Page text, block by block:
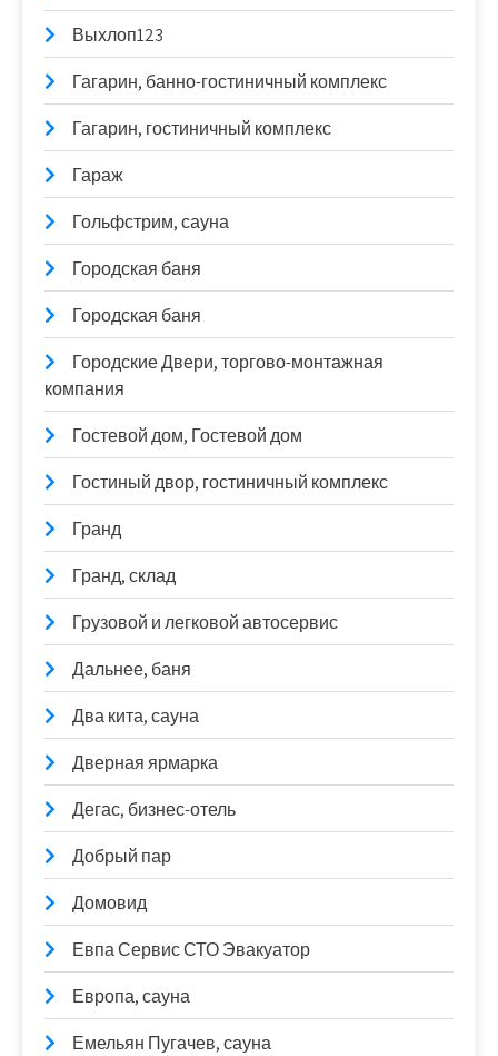
Выхлоп123
Гагарин, банно-гостиничный комплекс
Гагарин, гостиничный комплекс
Гараж
Гольфстрим, сауна
Городская баня
Городская баня
Городские Двери, торгово-монтажная
компания
Гостевой дом, Гостевой дом
Гостиный двор, гостиничный комплекс
Гранд
Гранд, склад
Грузовой и легковой автосервис
Дальнее, баня
Два кита, сауна
Дверная ярмарка
Дегас, бизнес-отель
Добрый пар
Домовид
Евпа Сервис СТО Эвакуатор
Европа, сауна
Емельян Пугачев, сауна